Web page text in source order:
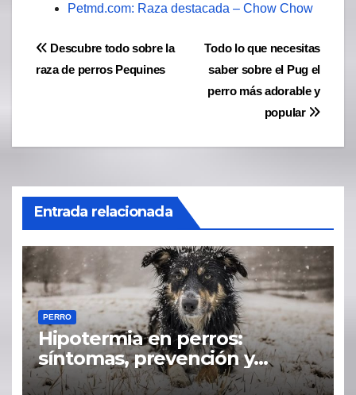
Petmd.com: Raza destacada – Chow Chow
Navegación
Todo lo que necesitas
saber sobre el Pug el
perro más adorable y
popular
Descubre todo sobre la
raza de perros Pequines
Entrada relacionada
PERRO
Hipotermia en perros:
síntomas, prevención y
tratamiento